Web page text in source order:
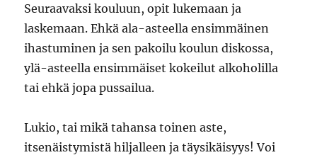
Seuraavaksi kouluun, opit lukemaan ja
laskemaan. Ehkä ala-asteella ensimmäinen
ihastuminen ja sen pakoilu koulun diskossa,
ylä-asteella ensimmäiset kokeilut alkoholilla
tai ehkä jopa pussailua.
Lukio, tai mikä tahansa toinen aste,
itsenäistymistä hiljalleen ja täysikäisyys! Voi